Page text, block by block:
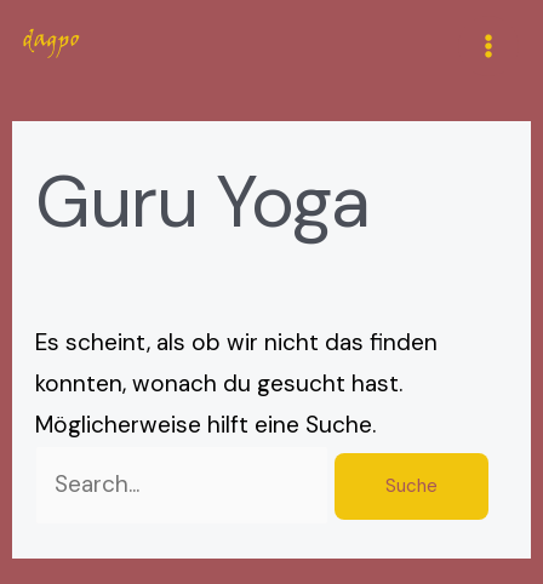
Inhalt
Guru Yoga
Es scheint, als ob wir nicht das finden
konnten, wonach du gesucht hast.
Möglicherweise hilft eine Suche.
nach: